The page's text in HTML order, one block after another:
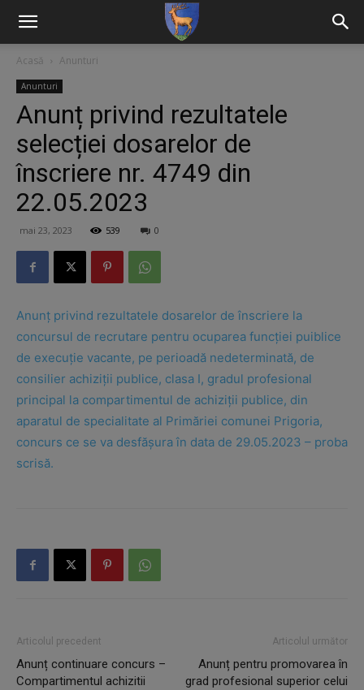
Acasă Anunturi
Anunturi
Anunț privind rezultatele
selecției dosarelor de
înscriere nr. 4749 din
22.05.2023
mai 23, 2023 539 0
Anunț privind rezultatele dosarelor de înscriere la
concursul de recrutare pentru ocuparea funcției puiblice
de execuție vacante, pe perioadă nedeterminată, de
consilier achiziții publice, clasa I, gradul profesional
principal la compartimentul de achiziții publice, din
aparatul de specialitate al Primăriei comunei Prigoria,
concurs ce se va desfășura în data de 29.05.2023 – proba
scrisă.
Articolul precedent
Anunț continuare concurs –
Compartimentul achizitii
Articolul următor
Anunț pentru promovarea în
grad profesional superior celui